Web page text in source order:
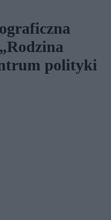
polityki